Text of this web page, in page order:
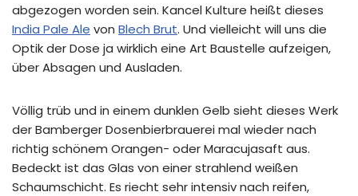
abgezogen worden sein. Kancel Kulture heißt dieses
India Pale Ale von Blech Brut. Und vielleicht will uns die
Optik der Dose ja wirklich eine Art Baustelle aufzeigen,
über Absagen und Ausladen.
Völlig trüb und in einem dunklen Gelb sieht dieses Werk
der Bamberger Dosenbierbrauerei mal wieder nach
richtig schönem Orangen- oder Maracujasaft aus.
Bedeckt ist das Glas von einer strahlend weißen
Schaumschicht. Es riecht sehr intensiv nach reifen,